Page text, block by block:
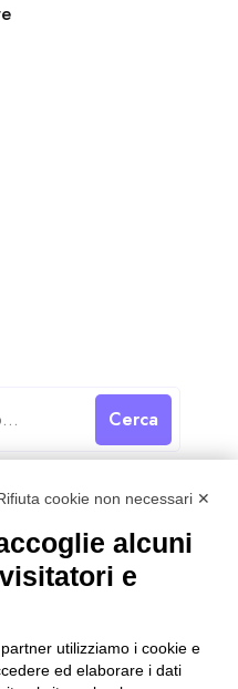
Cerca
cookie non necessari ✕
alcuni
e
utilizziamo i cookie e
ed elaborare i dati